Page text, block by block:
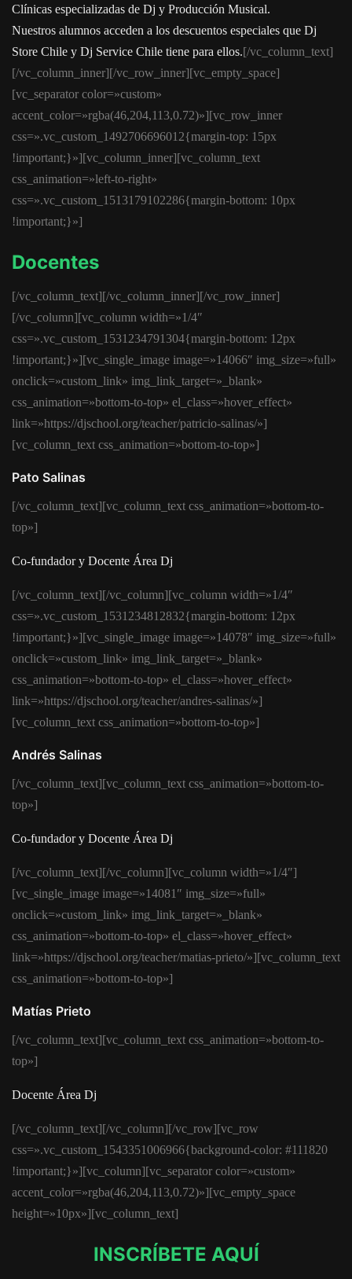
Clínicas especializadas de Dj y Producción Musical.
Nuestros alumnos acceden a los descuentos especiales que Dj
Store Chile y Dj Service Chile tiene para ellos.[/vc_column_text]
[/vc_column_inner][/vc_row_inner][vc_empty_space]
[vc_separator color=»custom»
accent_color=»rgba(46,204,113,0.72)»][vc_row_inner
css=».vc_custom_1492706696012{margin-top: 15px
!important;}»][vc_column_inner][vc_column_text
css_animation=»left-to-right»
css=».vc_custom_1513179102286{margin-bottom: 10px
!important;}»]
Docentes
[/vc_column_text][/vc_column_inner][/vc_row_inner]
[/vc_column][vc_column width=»1/4″
css=».vc_custom_1531234791304{margin-bottom: 12px
!important;}»][vc_single_image image=»14066″ img_size=»full»
onclick=»custom_link» img_link_target=»_blank»
css_animation=»bottom-to-top» el_class=»hover_effect»
link=»https://djschool.org/teacher/patricio-salinas/»]
[vc_column_text css_animation=»bottom-to-top»]
Pato Salinas
[/vc_column_text][vc_column_text css_animation=»bottom-to-
top»]
Co-fundador y Docente Área Dj
[/vc_column_text][/vc_column][vc_column width=»1/4″
css=».vc_custom_1531234812832{margin-bottom: 12px
!important;}»][vc_single_image image=»14078″ img_size=»full»
onclick=»custom_link» img_link_target=»_blank»
css_animation=»bottom-to-top» el_class=»hover_effect»
link=»https://djschool.org/teacher/andres-salinas/»]
[vc_column_text css_animation=»bottom-to-top»]
Andrés Salinas
[/vc_column_text][vc_column_text css_animation=»bottom-to-
top»]
Co-fundador y Docente Área Dj
[/vc_column_text][/vc_column][vc_column width=»1/4″]
[vc_single_image image=»14081″ img_size=»full»
onclick=»custom_link» img_link_target=»_blank»
css_animation=»bottom-to-top» el_class=»hover_effect»
link=»https://djschool.org/teacher/matias-prieto/»][vc_column_text
css_animation=»bottom-to-top»]
Matías Prieto
[/vc_column_text][vc_column_text css_animation=»bottom-to-
top»]
Docente Área Dj
[/vc_column_text][/vc_column][/vc_row][vc_row
css=».vc_custom_1543351006966{background-color: #111820
!important;}»][vc_column][vc_separator color=»custom»
accent_color=»rgba(46,204,113,0.72)»][vc_empty_space
height=»10px»][vc_column_text]
INSCRÍBETE AQUÍ